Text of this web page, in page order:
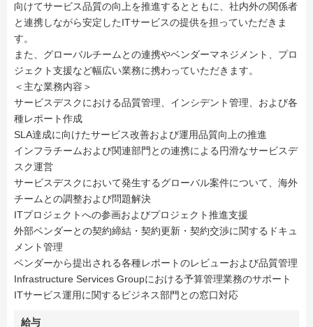
向けてサービス品質の向上を推進するとともに、社内外の関係者
と連携しながら安定したITサービスの提供を担っていただきま
す。
また、グローバルチームとの連携やベンダーマネジメント、プロ
ジェクト支援など幅広い業務に携わっていただきます。
＜主な業務内容＞
サービスデスクにおける品質管理、インシデント管理、および各
種レポート作成
SLA達成に向けたサービス改善および運用品質向上の推進
インフラチームおよび関連部門との連携による円滑なサービスデ
スク運営
サービスデスクにおいて発生するグローバル案件について、海外
チームとの調整および問題解決
ITプロジェクトへの参画およびプロジェクト推進支援
外部ベンダーとの契約締結・契約更新・契約交渉に関するドキュ
メント管理
ベンダーから提出される各種レポートのレビューおよび品質管理
Infrastructure Services Groupにおける予算管理業務のサポート
ITサービス運用に関するビジネス部門との窓口対応
給与